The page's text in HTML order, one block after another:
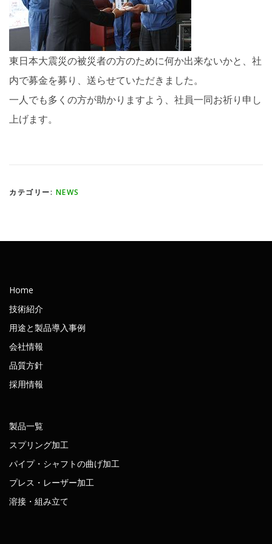
東日本大震災の被災者の方のために何か出来ないかと、社
内で募金を募り、送らせていただきました。
一人でも多くの方が助かりますよう、社員一同お祈り申し
上げます。
カテゴリー: NEWS
Home
技術紹介
用途と製品導入事例
会社情報
品質方針
採用情報
製品一覧
スプリング加工
パイプ・シャフトの曲げ加工
プレス・レーザー加工
溶接・組み立て